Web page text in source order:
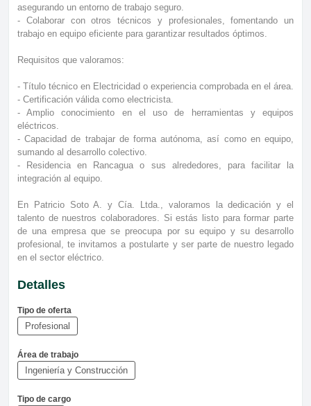
asegurando un entorno de trabajo seguro.
- Colaborar con otros técnicos y profesionales, fomentando un
trabajo en equipo eficiente para garantizar resultados óptimos.
Requisitos que valoramos:
- Título técnico en Electricidad o experiencia comprobada en el área.
- Certificación válida como electricista.
- Amplio conocimiento en el uso de herramientas y equipos
eléctricos.
- Capacidad de trabajar de forma autónoma, así como en equipo,
sumando al desarrollo colectivo.
- Residencia en Rancagua o sus alrededores, para facilitar la
integración al equipo.
En Patricio Soto A. y Cía. Ltda., valoramos la dedicación y el
talento de nuestros colaboradores. Si estás listo para formar parte
de una empresa que se preocupa por su equipo y su desarrollo
profesional, te invitamos a postularte y ser parte de nuestro legado
en el sector eléctrico.
Detalles
Tipo de oferta
Profesional
Área de trabajo
Ingeniería y Construcción
Tipo de cargo